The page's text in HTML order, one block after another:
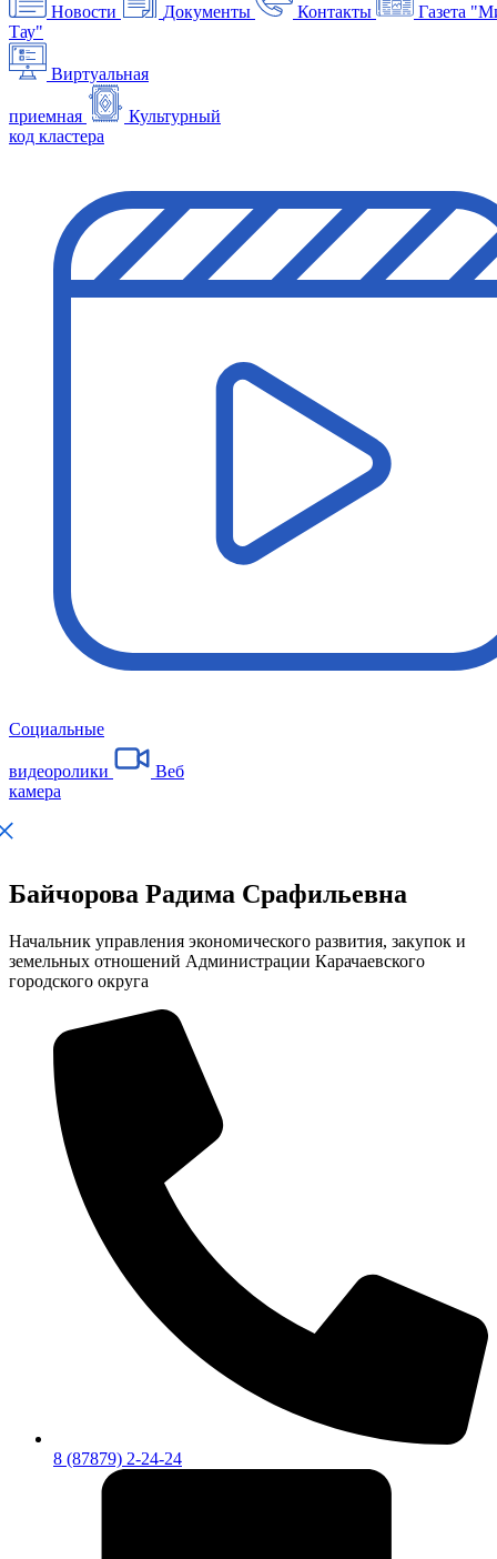
Новости Документы Контакты
Газета
Тау"
Виртуальная
приемная
Культурный
код кластера
Социальные
видеоролики
Веб
камера
Байчорова Радима Срафильевна
Начальник управления экономического развития, закупок и
земельных отношений Администрации Карачаевского
городского округа
8 (87879) 2-24-24